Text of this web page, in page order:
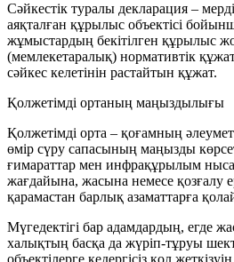
Сәйкестік туралы декларация –
аяқталған құрылыс объектісі
жұмыстардың бекітілген құрылыс
(мемлекетаралық) нормативтік
сәйкес келетінін растайтын құжат.
Қолжетімді ортаның маңыздылығы
Қолжетімді орта – қоғамның
өмір сүру сапасының маңызды
ғимараттар мен инфрақұрылым
жағдайына, жасына немесе қозғалу
қарамастан барлық азаматтарға
Мүгедектігі бар адамдардың, егде
халықтың басқа да жүріп-тұруы